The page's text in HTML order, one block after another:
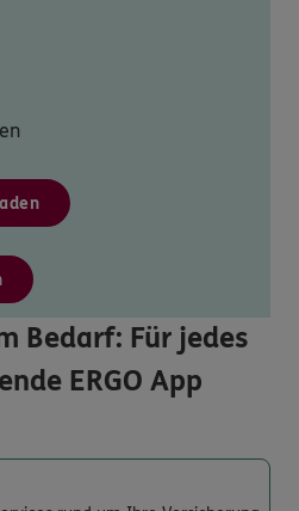
Bedarf: Für jedes
ERGO App